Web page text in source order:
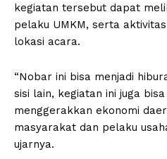
kegiatan tersebut dapat
pelaku UMKM, serta
lokasi acara.
“Nobar ini bisa menjadi
sisi lain, kegiatan ini juga
menggerakkan ekonomi
masyarakat dan pelaku
ujarnya.